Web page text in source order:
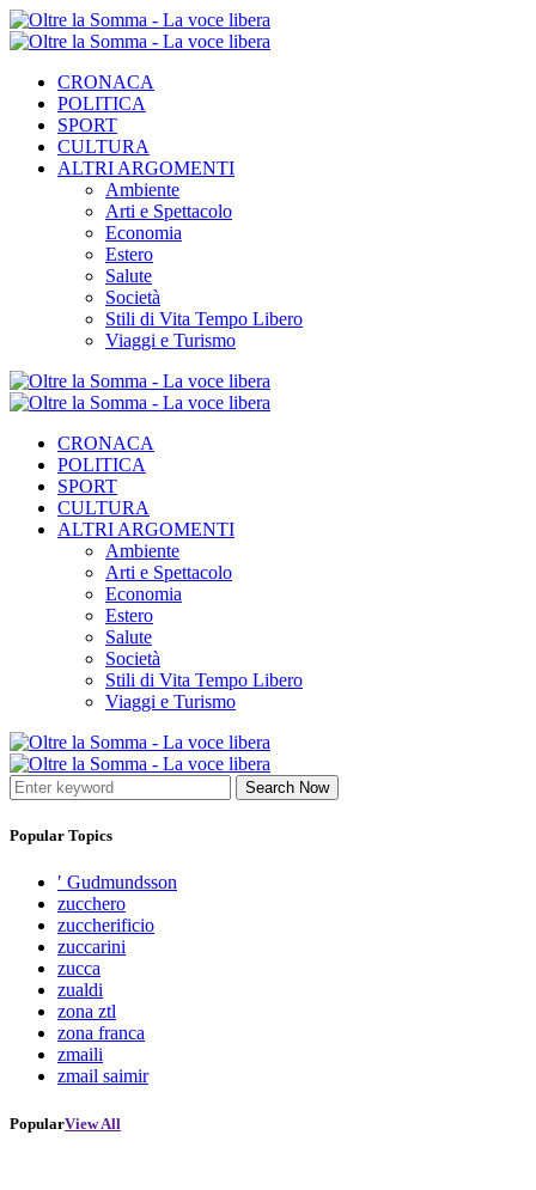
CRONACA
POLITICA
SPORT
CULTURA
ALTRI ARGOMENTI
Ambiente
Arti e Spettacolo
Economia
Estero
Salute
Società
Stili di Vita Tempo Libero
Viaggi e Turismo
CRONACA
POLITICA
SPORT
CULTURA
ALTRI ARGOMENTI
Ambiente
Arti e Spettacolo
Economia
Estero
Salute
Società
Stili di Vita Tempo Libero
Viaggi e Turismo
Search Now
Popular Topics
′ Gudmundsson
zucchero
zuccherificio
zuccarini
zucca
zualdi
zona ztl
zona franca
zmaili
zmail saimir
PopularView All